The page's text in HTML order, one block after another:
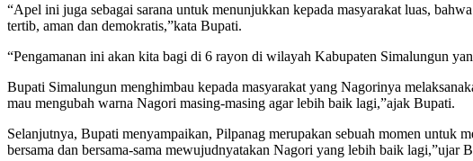
“Apel ini juga sebagai sarana untuk menunjukkan kepada masyarakat luas,
tertib, aman dan demokratis,”kata Bupati.
“Pengamanan ini akan kita bagi di 6 rayon di wilayah Kabupaten Simalungun
Bupati Simalungun menghimbau kepada masyarakat yang Nagorinya
mau mengubah warna Nagori masing-masing agar lebih baik lagi,”ajak Bupati.
Selanjutnya, Bupati menyampaikan, Pilpanag merupakan sebuah momen untuk
bersama dan bersama-sama mewujudnyatakan Nagori yang lebih baik lagi,”ujar